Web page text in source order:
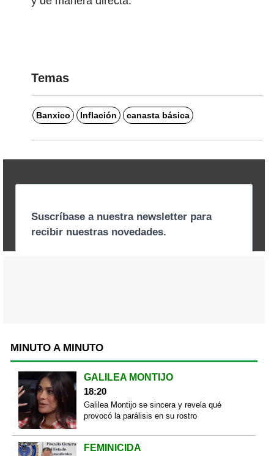
Temas
Banxico Inflación canasta básica
MINUTO A MINUTO
GALILEA MONTIJO
18:20
Galilea Montijo se sincera y revela qué
provocó la parálisis en su rostro
FEMINICIDA